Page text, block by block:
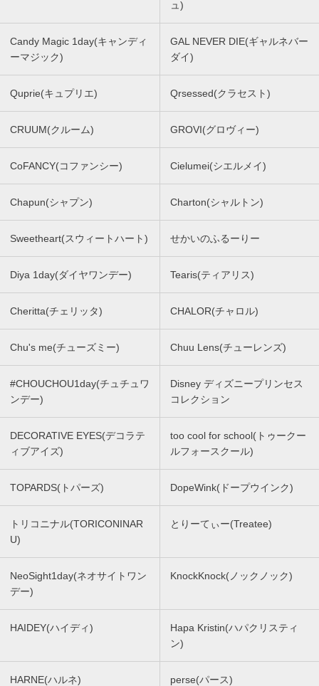
ュ)
Candy Magic 1day(キャンディ
ーマジック)
GAL NEVER DIE(ギャルネバー
ダイ)
Quprie(キュプリエ) Qrsessed(クラセスト)
CRUUM(クルーム) GROVI(グロヴィー)
CoFANCY(コファンシー) Cielumei(シエルメイ)
Chapun(シャプン) Charton(シャルトン)
Sweetheart(スウィートハート) せかいのふるーりー
Diya 1day(ダイヤワンデー) Tearis(ティアリス)
Cheritta(チェリッタ) CHALOR(チャロル)
Chu's me(チューズミー) Chuu Lens(チューレンズ)
#CHOUCHOU1day(チュチュワ
ンデー)
Disney ディズニープリンセス
コレクション
DECORATIVE EYES(デコラテ
ィブアイズ)
too cool for school(トゥークー
ルフォースクール)
TOPARDS(トパーズ) DopeWink(ドープウインク)
トリコニナル(TORICONINAR
U)
とりーてぃー(Treatee)
NeoSight1day(ネオサイトワン
デー)
KnockKnock(ノックノック)
HAIDEY(ハイディ)
Hapa Kristin(ハパクリスティ
ン)
HARNE(ハルネ) perse(パース)